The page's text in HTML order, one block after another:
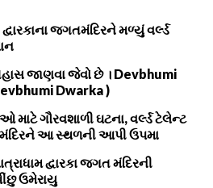
જગતમંદિરને મળ્યું વર્લ્ડ
જાણવા જેવો છે । Devbhumi
Dwarka )
ગૌરવશાળી ઘટના, વર્લ્ડ ટેલેન્ટ
મંદિરને આ સ્થળની આપી ઉપમા
દ્વારકા જગત મંદિરની
ઉમેરાયુ